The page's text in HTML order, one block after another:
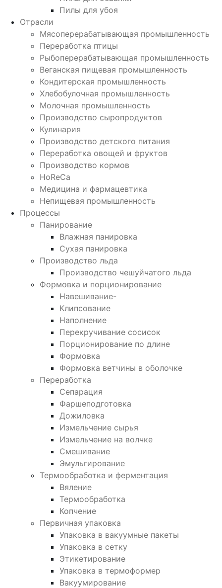
Пилы для убоя
Отрасли
Мясоперерабатывающая промышленность
Переработка птицы
Рыбоперерабатывающая промышленность
Веганская пищевая промышленность
Кондитерская промышленность
Хлебобулочная промышленность
Молочная промышленность
Производство сыропродуктов
Кулинария
Производство детского питания
Переработка овощей и фруктов
Производство кормов
HoReCa
Медицина и фармацевтика
Непищевая промышленность
Процессы
Панирование
Влажная панировка
Сухая панировка
Производство льда
Производство чешуйчатого льда
Формовка и порционирование
Навешивание-
Клипсование
Наполнение
Перекручивание сосисок
Порционирование по длине
Формовка
Формовка ветчины в оболочке
Переработка
Сепарация
Фаршеподготовка
Дожиловка
Измельчение сырья
Измельчение на волчке
Смешивание
Эмульгирование
Термообработка и ферментация
Вяление
Термообработка
Копчение
Первичная упаковка
Упаковка в вакуумные пакеты
Упаковка в сетку
Этикетирование
Упаковка в термоформер
Вакуумирование